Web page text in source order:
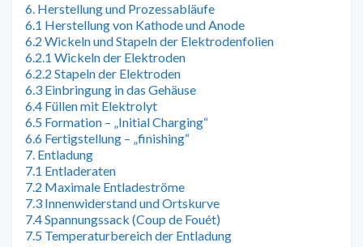
6. Herstellung und Prozessabläufe
6.1 Herstellung von Kathode und Anode
6.2 Wickeln und Stapeln der Elektrodenfolien
6.2.1 Wickeln der Elektroden
6.2.2 Stapeln der Elektroden
6.3 Einbringung in das Gehäuse
6.4 Füllen mit Elektrolyt
6.5 Formation – „Initial Charging“
6.6 Fertigstellung – „finishing“
7. Entladung
7.1 Entladeraten
7.2 Maximale Entladeströme
7.3 Innenwiderstand und Ortskurve
7.4 Spannungssack (Coup de Fouét)
7.5 Temperaturbereich der Entladung